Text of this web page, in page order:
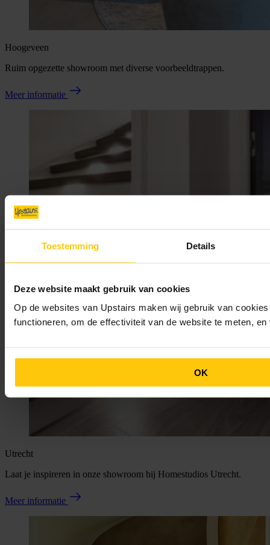
Toestemming Details
Deze website maakt gebruik van cookies
Op de websites van Upstairs maken wij gebruik van
functioneren, om de effectiviteit van de website te meten,
OK
Hoogeveen
Ruim opgezette showroom met diverse voorbeeldtrappen.
Meer informatie
Utrecht
Laat je inspireren in onze showroom bij Homestudios Utrecht.
Meer informatie